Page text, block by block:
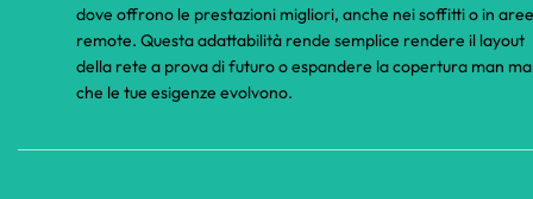
dove offrono le prestazioni migliori, anche nei soffitti o in aree
remote. Questa adattabilità rende semplice rendere il layout
della rete a prova di futuro o espandere la copertura man
che le tue esigenze evolvono.